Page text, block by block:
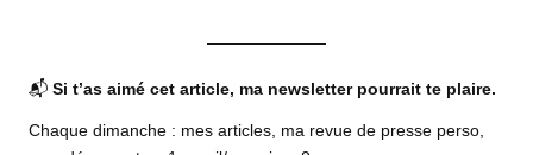
📬 Si t’as aimé cet article, ma newsletter pourrait te plaire.
Chaque dimanche : mes articles, ma revue de presse perso,